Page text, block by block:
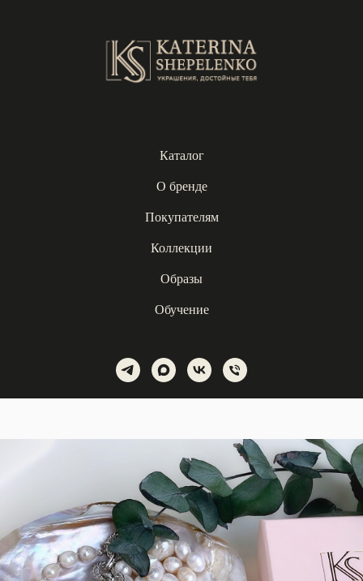
Каталог
О бренде
Покупателям
Коллекции
Образы
Обучение